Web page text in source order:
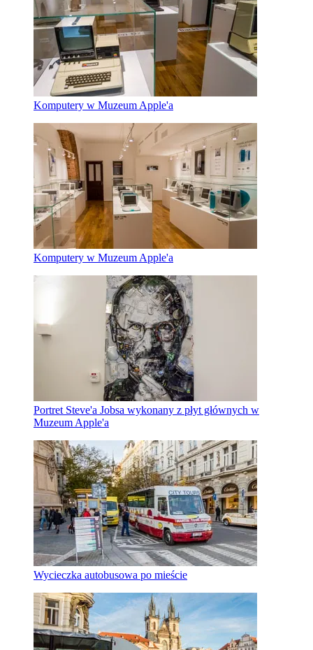
Komputery w Muzeum Apple'a
Komputery w Muzeum Apple'a
Portret Steve'a Jobsa wykonany z płyt głównych w
Muzeum Apple'a
Wycieczka autobusowa po mieście